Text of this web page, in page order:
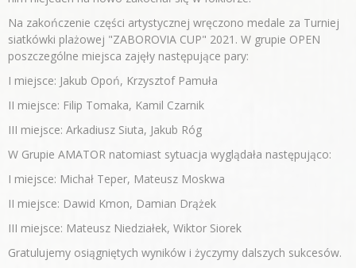
Na zakończenie części artystycznej wręczono medale za Turniej
siatkówki plażowej "ZABOROVIA CUP" 2021. W grupie OPEN
poszczególne miejsca zajęły następujące pary:
I miejsce: Jakub Opoń, Krzysztof Pamuła
II miejsce: Filip Tomaka, Kamil Czarnik
III miejsce: Arkadiusz Siuta, Jakub Róg
W Grupie AMATOR natomiast sytuacja wyglądała następująco:
I miejsce: Michał Teper, Mateusz Moskwa
II miejsce: Dawid Kmon, Damian Drążek
III miejsce: Mateusz Niedziałek, Wiktor Siorek
Gratulujemy osiągniętych wyników i życzymy dalszych sukcesów.